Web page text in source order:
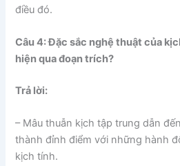
điều đó.
Câu 4: Đặc sắc nghệ thuật của
hiện qua đoạn trích?
Trả lời:
– Mâu thuẫn kịch tập trung dẫn
thành đỉnh điểm với những hành
kịch tính.